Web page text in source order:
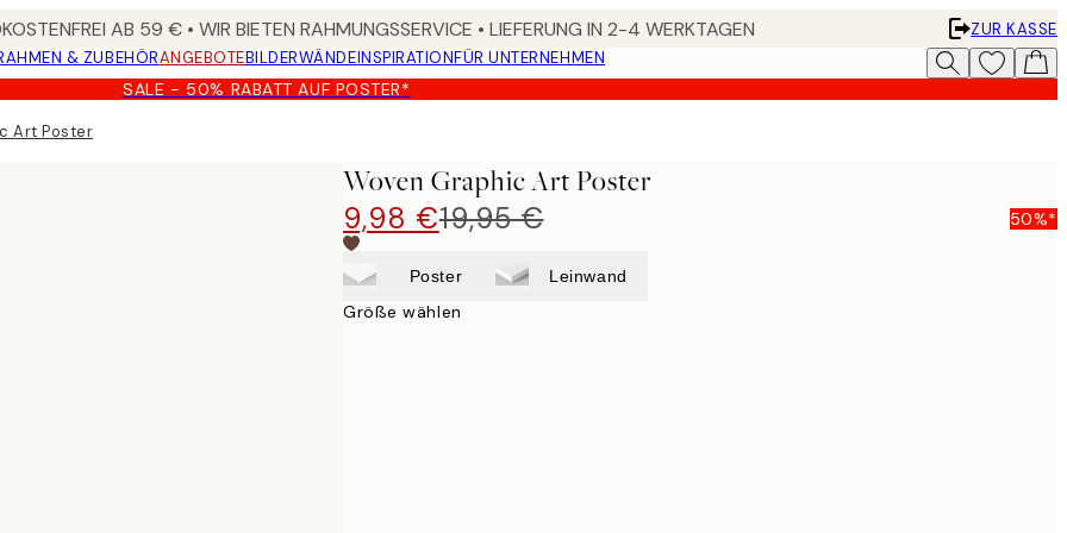
AB 59 € • WIR BIETEN RAHMUNGSSERVICE • LIEFERUNG IN 2-4 WERKTAGEN
ZUR KASSE
& ZUBEHÖRANGEBOTEBILDERWÄNDEINSPIRATIONFÜR UNTERNEHMEN
SALE - 50% RABATT AUF POSTER*
Art Poster
Woven Graphic Art Poster
9,98 €19,95 € 50%*
Poster Leinwand
Größe wählen